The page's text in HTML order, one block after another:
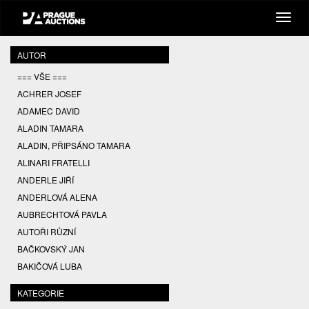
AUTOR
=== VŠE ===
ACHRER JOSEF
ADAMEC DAVID
ALADIN TAMARA
ALADIN, PŘIPSÁNO TAMARA
ALINARI FRATELLI
ANDERLE JIŘÍ
ANDERLOVÁ ALENA
AUBRECHTOVÁ PAVLA
AUTOŘI RŮZNÍ
BAČKOVSKÝ JAN
BAKIČOVÁ LUBA
BALCAR JIŘÍ
BALCAR KAREL
KATEGORIE